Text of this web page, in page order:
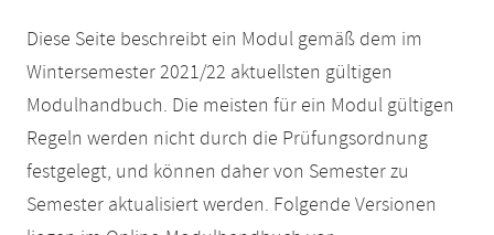
Diese Seite beschreibt ein Modul gemäß dem im
Wintersemester 2021/22 aktuellsten gültigen
Modulhandbuch. Die meisten für ein Modul gültigen
Regeln werden nicht durch die Prüfungsordnung
festgelegt, und können daher von Semester zu
Semester aktualisiert werden. Folgende Versionen